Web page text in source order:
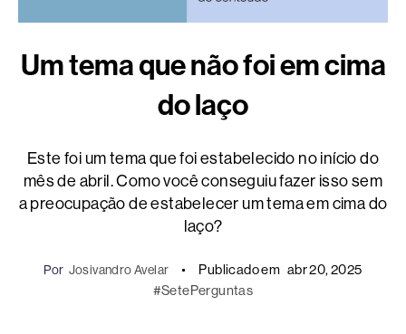
Um tema que não foi em cima
do laço
Este foi um tema que foi estabelecido no início do
mês de abril. Como você conseguiu fazer isso sem
a preocupação de estabelecer um tema em cima do
laço?
Por Josivandro Avelar Publicado em abr 20, 2025
#SetePerguntas